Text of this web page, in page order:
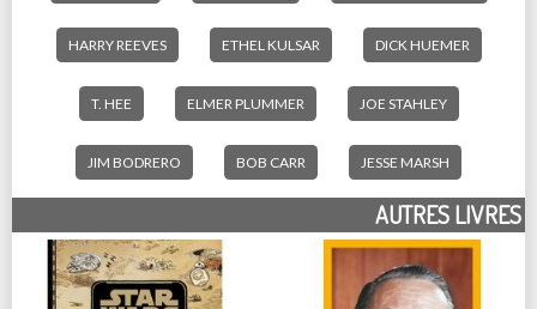
HARRY REEVES ETHEL KULSAR DICK HUEMER
T. HEE ELMER PLUMMER JOE STAHLEY
JIM BODRERO BOB CARR JESSE MARSH
AUTRES LIVRES